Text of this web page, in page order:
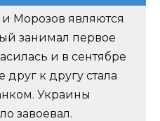
Морозов являются
занимал первое
и в сентябре
друг к другу стала
Украины
завоевал.